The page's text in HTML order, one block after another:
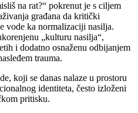
na rat?“ pokrenut je s ciljem
građana da kritički
vode ka normalizaciji nasilja.
„kulturu nasilja“,
i dodatno osnaženu odbijanjem
trauma.
koji se danas nalaze u prostoru
identiteta, često izloženi
pritisku.